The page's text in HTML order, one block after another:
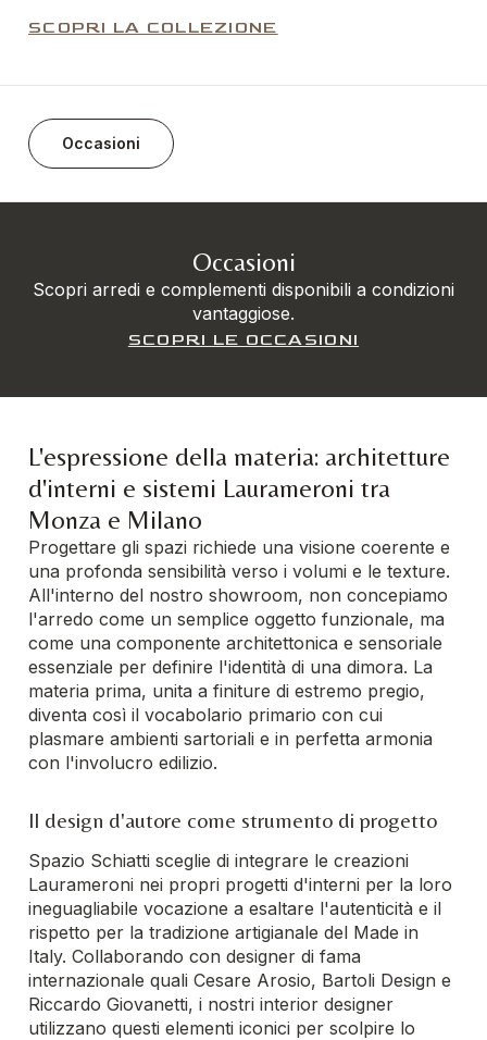
SCOPRI LA COLLEZIONE
Occasioni
Occasioni
Scopri arredi e complementi disponibili a condizioni
vantaggiose.
SCOPRI LE OCCASIONI
L'espressione della materia: architetture
d'interni e sistemi Laurameroni tra
Monza e Milano
Progettare gli spazi richiede una visione coerente e
una profonda sensibilità verso i volumi e le texture.
All'interno del nostro showroom, non concepiamo
l'arredo come un semplice oggetto funzionale, ma
come una componente architettonica e sensoriale
essenziale per definire l'identità di una dimora. La
materia prima, unita a finiture di estremo pregio,
diventa così il vocabolario primario con cui
plasmare ambienti sartoriali e in perfetta armonia
con l'involucro edilizio.
Il design d'autore come strumento di progetto
Spazio Schiatti sceglie di integrare le creazioni
Laurameroni nei propri progetti d'interni per la loro
ineguagliabile vocazione a esaltare l'autenticità e il
rispetto per la tradizione artigianale del Made in
Italy. Collaborando con designer di fama
internazionale quali Cesare Arosio, Bartoli Design e
Riccardo Giovanetti, i nostri interior designer
utilizzano questi elementi iconici per scolpire lo